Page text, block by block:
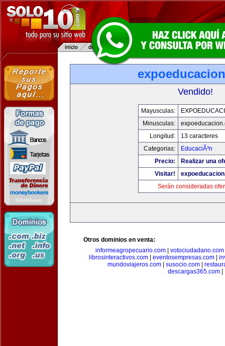
Vendido!
Mayusculas:
Minusculas:
Longitud:
13 caracteres
Categorias:
EducaciÃ³n
Precio:
Realizar una
Visitar!
Serán consideradas
Otros dominios en venta:
informeagropecuario.com| votociudadano.com
librosinteractivos.com| eventosempresas.com|
mundoviajeros.com| susocio.com|
descargas365.com